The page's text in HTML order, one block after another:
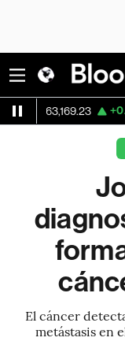
+0.90%
El cáncer
metástasis en